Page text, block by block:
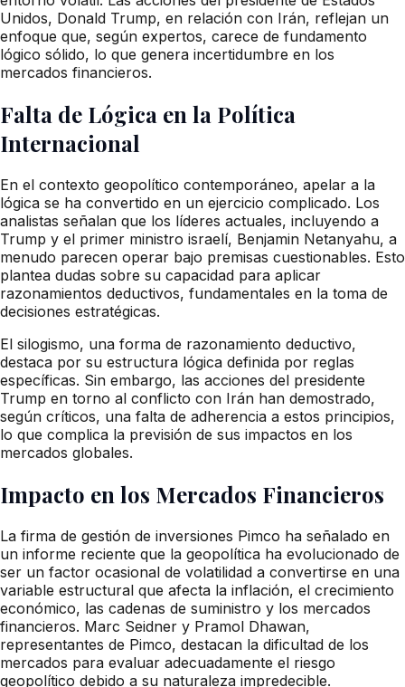
Unidos, Donald Trump, en relación con Irán, reflejan un
enfoque que, según expertos, carece de fundamento
lógico sólido, lo que genera incertidumbre en los
mercados financieros.
Falta de Lógica en la Política
Internacional
En el contexto geopolítico contemporáneo, apelar a la
lógica se ha convertido en un ejercicio complicado. Los
analistas señalan que los líderes actuales, incluyendo a
Trump y el primer ministro israelí, Benjamin Netanyahu, a
menudo parecen operar bajo premisas cuestionables. Esto
plantea dudas sobre su capacidad para aplicar
razonamientos deductivos, fundamentales en la toma de
decisiones estratégicas.
El silogismo, una forma de razonamiento deductivo,
destaca por su estructura lógica definida por reglas
específicas. Sin embargo, las acciones del presidente
Trump en torno al conflicto con Irán han demostrado,
según críticos, una falta de adherencia a estos principios,
lo que complica la previsión de sus impactos en los
mercados globales.
Impacto en los Mercados Financieros
La firma de gestión de inversiones Pimco ha señalado en
un informe reciente que la geopolítica ha evolucionado de
ser un factor ocasional de volatilidad a convertirse en una
variable estructural que afecta la inflación, el crecimiento
económico, las cadenas de suministro y los mercados
financieros. Marc Seidner y Pramol Dhawan,
representantes de Pimco, destacan la dificultad de los
mercados para evaluar adecuadamente el riesgo
geopolítico debido a su naturaleza impredecible.